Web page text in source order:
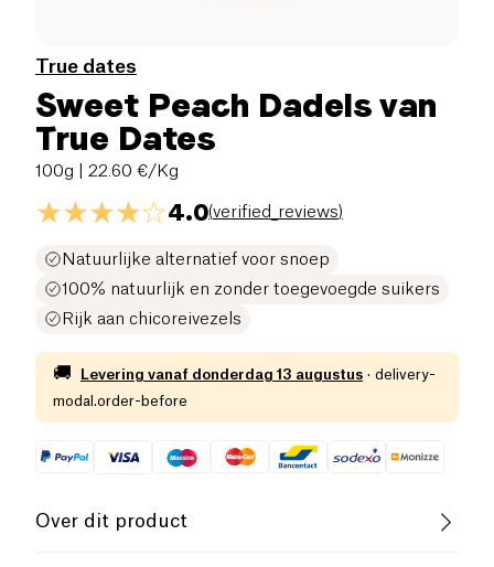
True dates
Sweet Peach Dadels van
True Dates
100g | 22.60 €/Kg
4.0(verified_reviews)
Natuurlijke alternatief voor snoep
100% natuurlijk en zonder toegevoegde suikers
Rijk aan chicoreivezels
🚚 Levering vanaf donderdag 13 augustus · delivery-
modal.order-before
Over dit product